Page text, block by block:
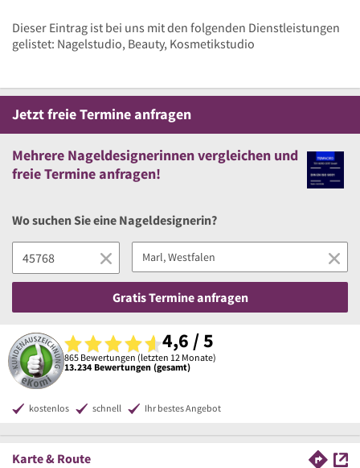
Dieser Eintrag ist bei uns mit den folgenden Dienstleistungen
gelistet: Nagelstudio, Beauty, Kosmetikstudio
JetztfreieTermine anfragen
Mehrere Nageldesignerinnen vergleichen und
freieTermine anfragen!
Wo suchen Sie eine Nageldesignerin?
Gratis Termine anfragen
4,6 / 5
865 Bewertungen (letzten 12 Monate)
13.234 Bewertungen (gesamt)
kostenlos schnell Ihr bestes Angebot
Karte & Route